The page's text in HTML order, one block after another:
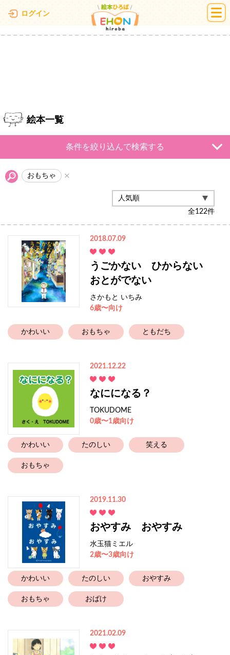
ログイン 絵本ひろば
絵本一覧
条件を絞り込んで検索する
おもちゃ
全122件
2018.07.09
うごかない ひからない
おとがでない
さかもと いちみ
6歳〜向け
かわいい おもちゃ ともだち
2021.12.22
なにになる？
TOKUDOME
0歳〜1歳向け
かわいい たのしい 笑える
おもちゃ
2019.11.30
おやすみ おやすみ
水玉猫ミエル
2歳〜3歳向け
かわいい たのしい おやすみ
おもちゃ おばけ
2021.02.09